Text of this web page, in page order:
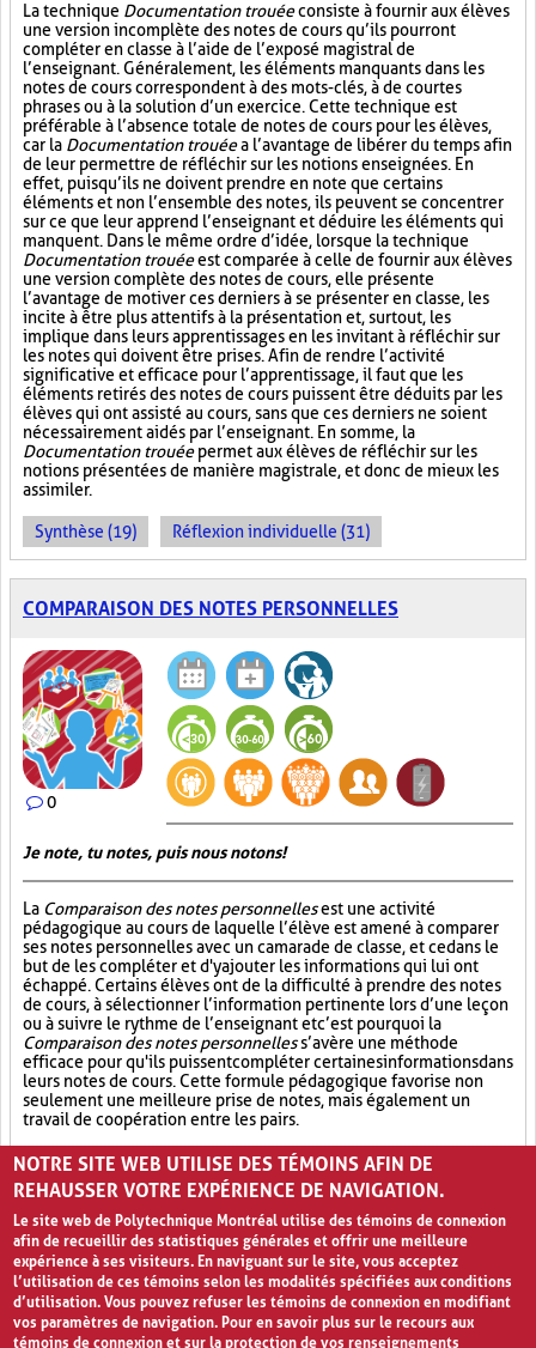
La technique Documentation trouéeconsiste à fournir aux élèves
une version incomplète des notes de cours qu’ils pourront
compléter en classe à l’aide de l’exposé magistral de
l’enseignant. Généralement, les éléments manquants dans les
notes de cours correspondent à des mots-clés, à de courtes
phrases ou à la solution d’un exercice. Cette technique est
préférable à l’absence totale de notes de cours pour les élèves,
car la Documentation trouéea l’avantage de libérer du temps afin
de leur permettre de réfléchir sur les notions enseignées. En
effet, puisqu’ils ne doivent prendre en note que certains
éléments et non l’ensemble des notes, ils peuvent se concentrer
sur ce que leur apprend l’enseignant et déduire les éléments qui
manquent. Dans le même ordre d’idée, lorsque la technique
Documentation trouéeest comparée à celle de fournir aux élèves
une version complète des notes de cours, elle présente
l’avantage de motiver ces derniers à se présenter en classe, les
incite à être plus attentifs à la présentation et, surtout, les
implique dans leurs apprentissages en les invitant à réfléchir sur
les notes qui doivent être prises. Afin de rendre l’activité
significative et efficace pour l’apprentissage, il faut que les
éléments retirés des notes de cours puissent être déduits par les
élèves qui ont assisté au cours, sans que ces derniers ne soient
nécessairement aidés par l’enseignant. En somme, la
Documentation trouéepermet aux élèves de réfléchir sur les
notions présentées de manière magistrale, et donc de mieux les
assimiler.
Synthèse (19) Réflexion individuelle (31)
COMPARAISON DES NOTES PERSONNELLES
0
Je note, tu notes, puis nous notons!
La Comparaison des notes personnellesest une activité
pédagogique au cours de laquelle l’élève est amené à comparer
ses notes personnelles avec un camarade de classe, et ce dans le
but de les compléter et d'y ajouter les informations qui lui ont
échappé. Certains élèves ont de la difficulté à prendre des notes
de cours, à sélectionner l’information pertinente lors d’une leçon
ou à suivre le rythme de l’enseignant et c’est pourquoi la
Comparaison des notes personnelless’avère une méthode
efficace pour qu'ils puissent compléter certaines informations dans
leurs notes de cours. Cette formule pédagogique favorise non
seulement une meilleure prise de notes, mais également un
travail de coopération entre les pairs.
Partage (13) Synthèse (19) Analyse critique (12)
NOTRE SITE WEB UTILISE DES TÉMOINS AFIN DE
REHAUSSER VOTRE EXPÉRIENCE DE NAVIGATION.
Le site web de Polytechnique Montréal utilise des témoins de connexion
afin de recueillir des statistiques générales et offrir une meilleure
expérience à ses visiteurs. En naviguant sur le site, vous acceptez
l’utilisation de ces témoins selon les modalités spécifiées aux conditions
d’utilisation. Vous pouvez refuser les témoins de connexion en modifiant
vos paramètres de navigation. Pour en savoir plus sur le recours aux
témoins de connexion et sur la protection de vos renseignements